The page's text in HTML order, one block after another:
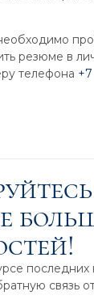
резюме в
телефона
последних
связь